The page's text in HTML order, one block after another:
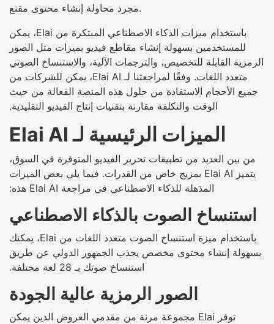
مجرد محاولة إنشاء محتوى مقنع.
باستخدام ميزات الذكاء الاصطناعي المبتكرة من Elai، يمكن
للمستخدمين بسهولة إنشاء مقاطع فيديو بميزات مثل الصور
الرمزية القابلة للتخصيص، والترجمات الآلية، والاستنساخ الصوتي
متعدد اللغات. وفقًا لمراجعتنا لـ Elai AI، يمكن للشركات من
جميع الأحجام الاستفادة من حلول هذه المنصة الفعالة من حيث
الوقت والتكلفة مقارنة بتقنيات إنتاج الفيديو التقليدية.
الميزات الرئيسية لـ Elai AI
من بين العديد من تطبيقات تحرير الفيديو المتوفرة في السوق،
يتميز Elai AI بمزيج خاص من القدرات. فيما يلي بعض الميزات
المذهلة للذكاء الاصطناعي في مراجعة Elai AI هذه:
استنساخ الصوت بالذكاء الاصطناعي
باستخدام ميزة استنساخ الصوت متعدد اللغات من Elai، يمكنك
بسهولة إنشاء محتوى مخصص يجذب الجمهور الدولي عن طريق
استنساخ صوتك بـ 28 لغة مختلفة.
الصور الرمزية عالية الجودة
توفر Elai مجموعة مرنة من مقدمي العروض الذين يمكن